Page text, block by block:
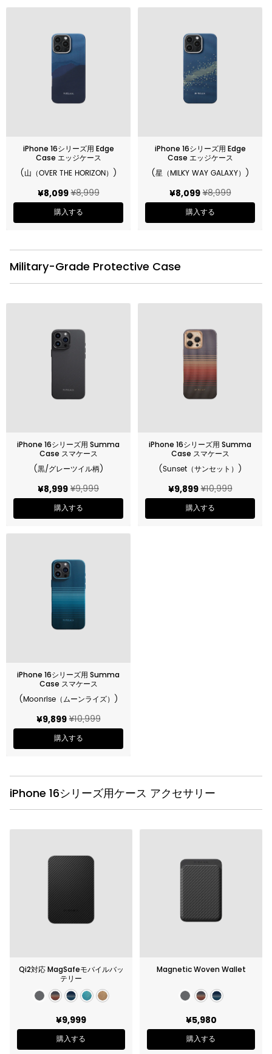
iPhone 16シリーズ用 Edge
Case エッジケース
(山（OVER THE HORIZON）)
¥8,099 ¥8,999
購入する
iPhone 16シリーズ用 Edge
Case エッジケース
(星（MILKY WAY GALAXY）)
¥8,099 ¥8,999
購入する
Military-Grade Protective Case
iPhone 16シリーズ用 Summa
Case スマケース
(黒/グレーツイル柄)
¥8,999 ¥9,999
購入する
iPhone 16シリーズ用 Summa
Case スマケース
(Sunset（サンセット）)
¥9,899 ¥10,999
購入する
iPhone 16シリーズ用 Summa
Case スマケース
(Moonrise（ムーンライズ）)
¥9,899 ¥10,999
購入する
iPhone 16シリーズ用ケース アクセサリー
Qi2対応 MagSafeモバイルバッ
テリー
¥9,999
購入する
Magnetic Woven Wallet
¥5,980
購入する